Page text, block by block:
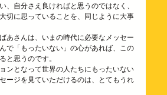
、自分さえ良ければと思うのではなく、
切に思っていることを、同じように大事
あさんは、いまの時代に必要なメッセー
で「もったいない」の心があれば、この
と思うのです。
ンとなって世界の人たちにもったいない
ージを見ていただけるのは、とてもうれ